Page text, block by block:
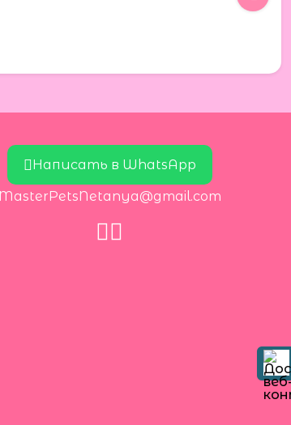
Написать в WhatsApp
MasterPetsNetanya@gmail.com